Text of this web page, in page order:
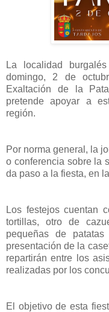
La localidad
domingo, 2 de
Exaltación de la
pretende apoyar a
región.
Por norma general, la
o conferencia sobre la
da paso a la fiesta, en
Los festejos cuentan
tortillas, otro de
pequeñas de
presentación de la
repartirán entre los
realizadas por los
El objetivo de esta